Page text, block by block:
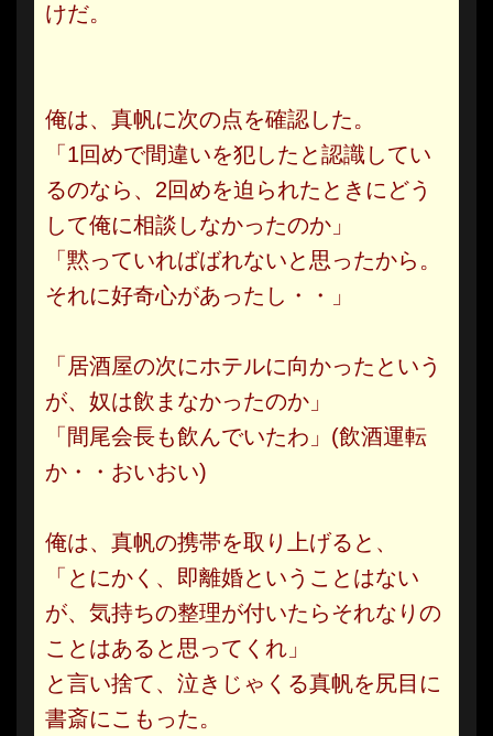
けだ。
俺は、真帆に次の点を確認した。
「1回めで間違いを犯したと認識してい
るのなら、2回めを迫られたときにどう
して俺に相談しなかったのか」
「黙っていればばれないと思ったから。
それに好奇心があったし・・」
「居酒屋の次にホテルに向かったという
が、奴は飲まなかったのか」
「間尾会長も飲んでいたわ」(飲酒運転
か・・おいおい)
俺は、真帆の携帯を取り上げると、
「とにかく、即離婚ということはない
が、気持ちの整理が付いたらそれなりの
ことはあると思ってくれ」
と言い捨て、泣きじゃくる真帆を尻目に
書斎にこもった。